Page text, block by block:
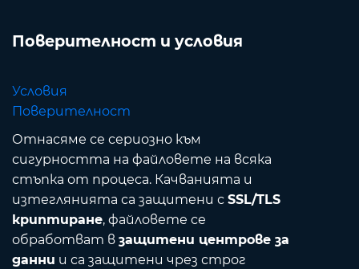
Поверителност и условия
Условия
Поверителност
Отнасяме се сериозно към
сигурността на файловете на всяка
стъпка от процеса. Качванията и
изтеглянията са защитени с SSL/TLS
криптиране, файловете се
обработват в защитени центрове за
данни и са защитени чрез строг